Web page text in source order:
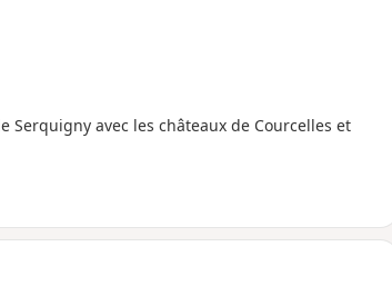
avec les châteaux de Courcelles et